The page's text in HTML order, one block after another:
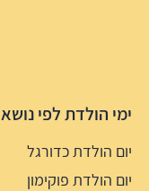
ימי הולדת לפי נושא
יום הולדת כדורגל
יום הולדת פוקימון